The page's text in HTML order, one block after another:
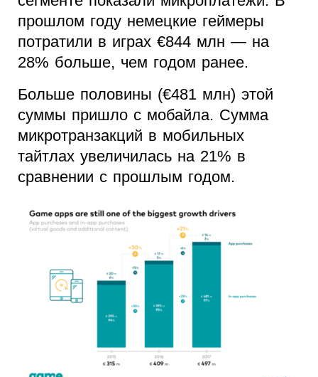
прошлом году немецкие геймеры
потратили в играх €844 млн — на
28% больше, чем годом ранее.
Больше половины (€481 млн) этой
суммы пришло с мобайла. Сумма
микротранзакций в мобильных
тайтлах увеличилась на 21% в
сравнении с прошлым годом.